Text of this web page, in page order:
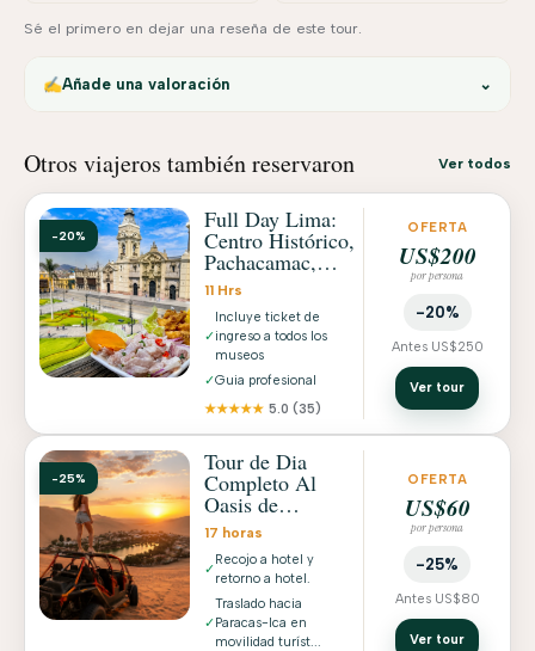
Sé el primero en dejar una reseña de este tour.
✍️Añade una valoración ⌄
Otros viajeros también reservaron Ver todos
-20%
Full Day Lima:
Centro Histórico,
Pachacamac,
Miraflores y
Parque del Agua
11 Hrs
✓
Incluye ticket de
ingreso a todos los
museos
✓Guia profesional
★★★★★ 5.0 (35)
OFERTA
US$200
por persona
-20%
Antes US$250
Ver tour
-25%
Tour de Dia
Completo Al
Oasis de
Huacachina +
Islas Ballestas en
Paracas
17 horas
✓
Recojo a hotel y
retorno a hotel.
✓
Traslado hacia
Paracas-Ica en
movilidad turíst...
OFERTA
US$60
por persona
-25%
Antes US$80
Ver tour